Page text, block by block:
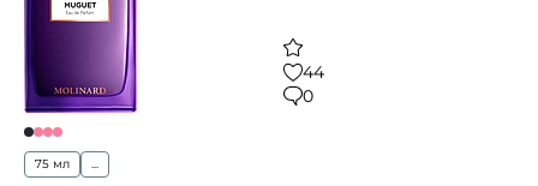
44
0
75 мл ...